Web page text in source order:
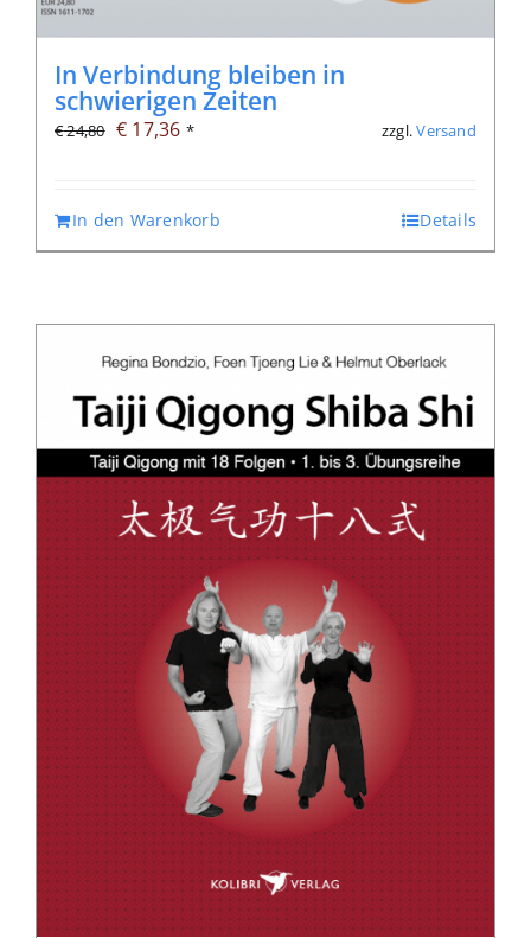
In Verbindung bleiben in
schwierigen Zeiten
€24,80 Ursprünglicher
€ 24,80
€ 17,36Aktueller
€ 17,36.
* zzgl.Versand
In den Warenkorb Details